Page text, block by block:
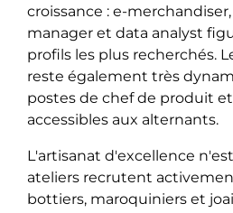
croissance : e-
manager et data analyst
profils les plus recherchés.
reste également très
postes de chef de produit
accessibles aux alternants.
L'artisanat d'excellence
ateliers recrutent
bottiers, maroquiniers et